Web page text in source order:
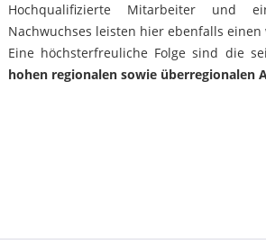
Hochqualifizierte Mitarbeiter und
Nachwuchses leisten hier ebenfalls
Eine höchsterfreuliche Folge sind die
hohen regionalen sowie überregionalen